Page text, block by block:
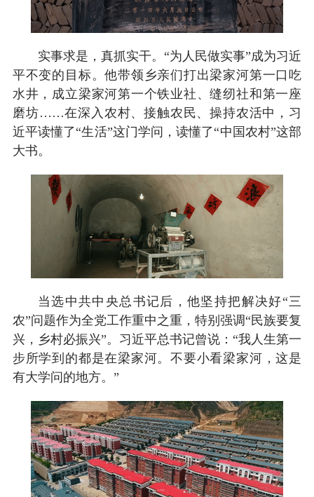
实事求是，真抓实干。“为人民做实事”成为习近
平不变的目标。他带领乡亲们打出梁家河第一口吃
水井，成立梁家河第一个铁业社、缝纫社和第一座
磨坊……在深入农村、接触农民、操持农活中，习
近平读懂了“生活”这门学问，读懂了“中国农村”这部
大书。
当选中共中央总书记后，他坚持把解决好“三
农”问题作为全党工作重中之重，特别强调“民族要复
兴，乡村必振兴”。习近平总书记曾说：“我人生第一
步所学到的都是在梁家河。不要小看梁家河，这是
有大学问的地方。”